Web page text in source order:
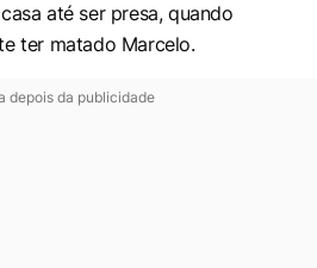
até ser presa, quando
ter matado Marcelo.
depois da publicidade